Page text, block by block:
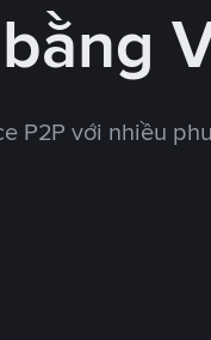
P2P với nhiều